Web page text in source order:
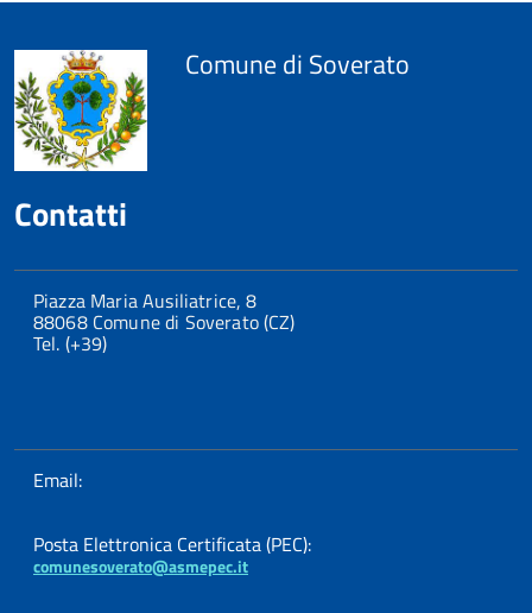
Comune di Soverato
Contatti
Piazza Maria Ausiliatrice, 8
88068 Comune di Soverato (CZ)
Tel. (+39)
Email:
Posta Elettronica Certificata (PEC):
comunesoverato@asmepec.it